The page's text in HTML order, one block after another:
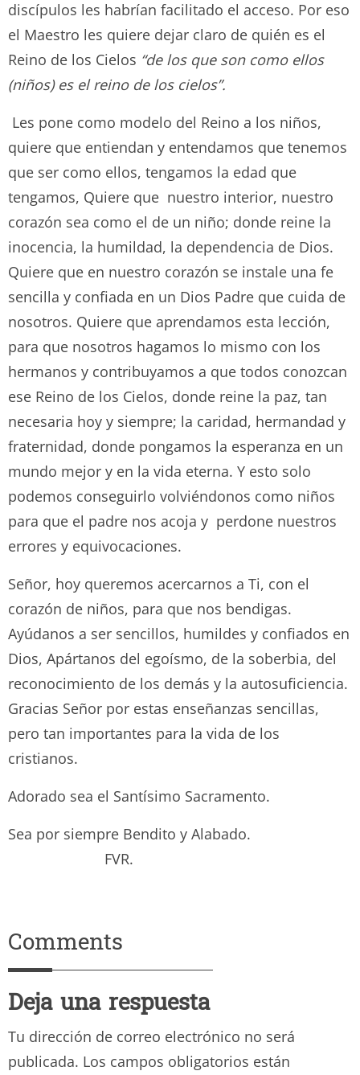
discípulos les habrían facilitado el acceso. Por eso
el Maestro les quiere dejar claro de quién es el
Reino de los Cielos “de los que son como ellos
(niños) es el reino de los cielos”.
Les pone como modelo del Reino a los niños,
quiere que entiendan y entendamos que tenemos
que ser como ellos, tengamos la edad que
tengamos, Quiere que nuestro interior, nuestro
corazón sea como el de un niño; donde reine la
inocencia, la humildad, la dependencia de Dios.
Quiere que en nuestro corazón se instale una fe
sencilla y confiada en un Dios Padre que cuida de
nosotros. Quiere que aprendamos esta lección,
para que nosotros hagamos lo mismo con los
hermanos y contribuyamos a que todos conozcan
ese Reino de los Cielos, donde reine la paz, tan
necesaria hoy y siempre; la caridad, hermandad y
fraternidad, donde pongamos la esperanza en un
mundo mejor y en la vida eterna. Y esto solo
podemos conseguirlo volviéndonos como niños
para que el padre nos acoja y perdone nuestros
errores y equivocaciones.
Señor, hoy queremos acercarnos a Ti, con el
corazón de niños, para que nos bendigas.
Ayúdanos a ser sencillos, humildes y confiados en
Dios, Apártanos del egoísmo, de la soberbia, del
reconocimiento de los demás y la autosuficiencia.
Gracias Señor por estas enseñanzas sencillas,
pero tan importantes para la vida de los
cristianos.
Adorado sea el Santísimo Sacramento.
Sea por siempre Bendito y Alabado.
FVR.
Comments
Deja una respuesta
Tu dirección de correo electrónico no será
publicada. Los campos obligatorios están